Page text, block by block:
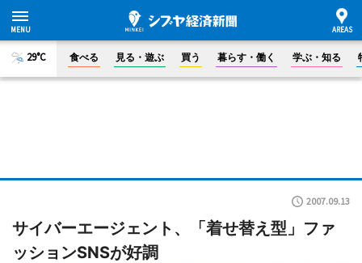
29°C 食べる 見る・遊ぶ 買う 暮らす・働く 学ぶ・知る
2007.09.13
サイバーエージェント、「着せ替え型」ファ
ッションSNSが好調